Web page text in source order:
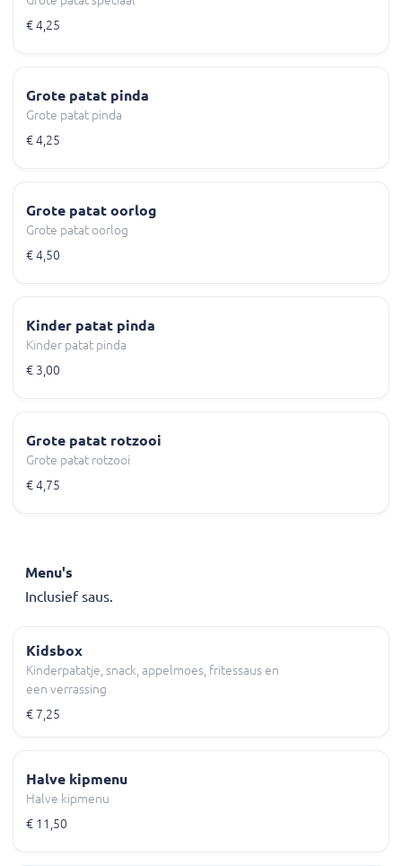
€ 4,25
Grote patat pinda
Grote patat pinda
€ 4,25
Grote patat oorlog
Grote patat oorlog
€ 4,50
Kinder patat pinda
Kinder patat pinda
€ 3,00
Grote patat rotzooi
Grote patat rotzooi
€ 4,75
Menu's
Inclusief saus.
Kidsbox
Kinderpatatje, snack, appelmoes, fritessaus en
een verrassing
€ 7,25
Halve kipmenu
Halve kipmenu
€ 11,50